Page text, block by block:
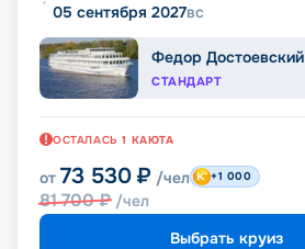
05 сентября 2027вс
Федор Достоевский
СТАНДАРТ
ОСТАЛАСЬ 1 КАЮТА
от 73 530 ₽ /чел
81 700₽ /чел
+1 000
Выбрать круиз